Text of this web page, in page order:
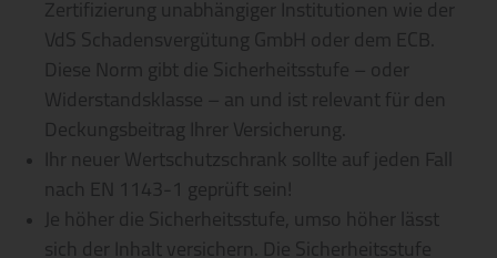
Zertifizierung unabhängiger Institutionen wie der
VdS Schadensvergütung GmbH oder dem ECB.
Diese Norm gibt die Sicherheitsstufe – oder
Widerstandsklasse – an und ist relevant für den
Deckungsbeitrag Ihrer Versicherung.
Ihr neuer Wertschutzschrank sollte auf jeden Fall
nach EN 1143-1 geprüft sein!
Je höher die Sicherheitsstufe, umso höher lässt
sich der Inhalt versichern. Die Sicherheitsstufe